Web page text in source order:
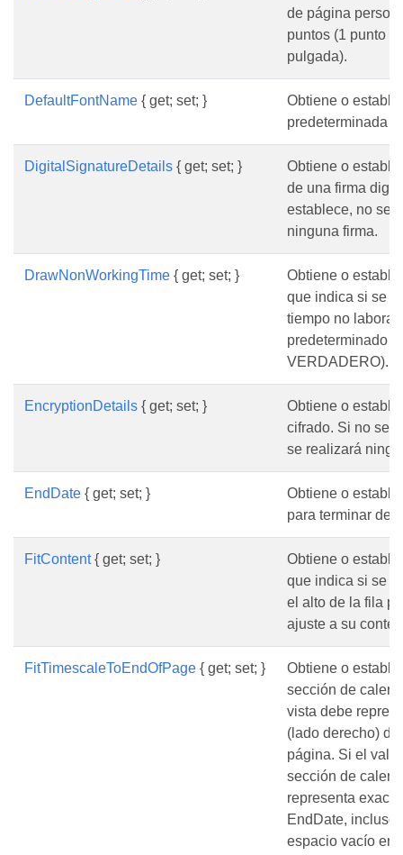
de página
puntos (1 punto =
pulgada).
DefaultFontName { get; set; }
Obtiene o
predeterminada
DigitalSignatureDetails { get; set; }
Obtiene o
de una firma
establece, no se
ninguna firma.
DrawNonWorkingTime { get; set; }
Obtiene o
que indica si se
tiempo no
predeterminado
VERDADERO).
EncryptionDetails { get; set; }
Obtiene o
cifrado. Si no se
se realizará
EndDate { get; set; }
Obtiene o
para terminar de
FitContent{ get; set; }
Obtiene o
que indica si se
el alto de la fila
ajuste a su
FitTimescaleToEndOfPage { get; set; }
Obtiene o
sección de
vista debe
(lado derecho)
página. Si el
sección de
representa
EndDate, incluso
espacio vacío en